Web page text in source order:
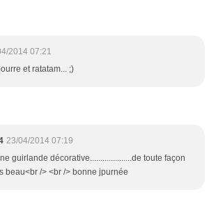
2014 07:21
et ratatam... ;)
23/04/2014 07:19
guirlande décorative....................de toute façon
beau<br /> <br /> bonne jpurnée